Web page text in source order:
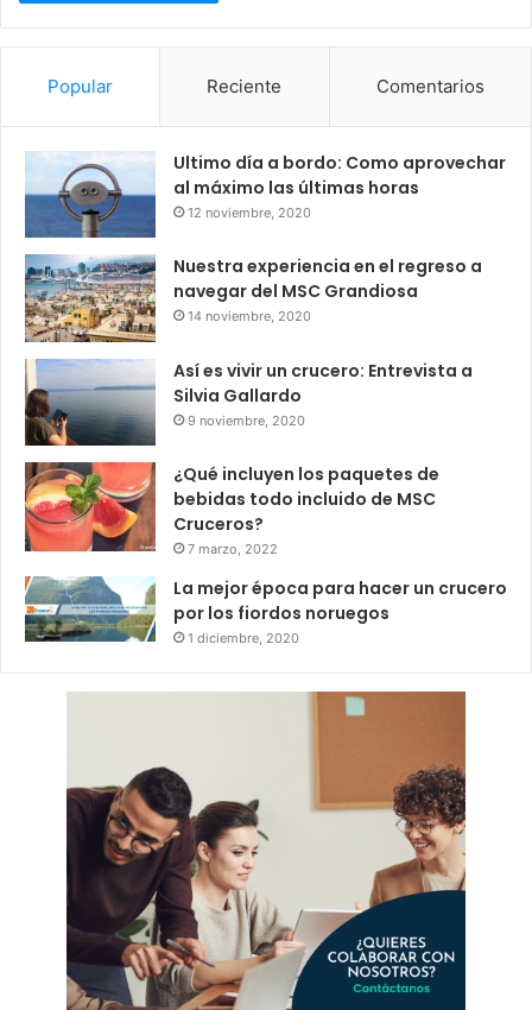
Popular Reciente Comentarios
Ultimo día a bordo: Como aprovechar
al máximo las últimas horas
12 noviembre, 2020
Nuestra experiencia en el regreso a
navegar del MSC Grandiosa
14 noviembre, 2020
Así es vivir un crucero: Entrevista a
Silvia Gallardo
9 noviembre, 2020
¿Qué incluyen los paquetes de
bebidas todo incluido de MSC
Cruceros?
7 marzo, 2022
La mejor época para hacer un crucero
por los fiordos noruegos
1 diciembre, 2020